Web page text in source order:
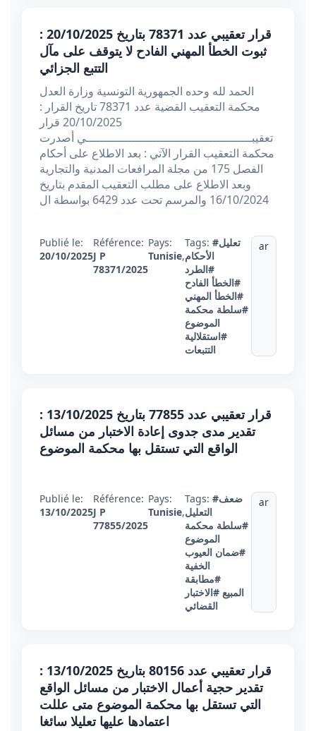
قرار تعقيبي عدد 78371 بتاريخ 20/10/2025 :
ثبوت الخطأ المهني الفادح لا يتوقف على مآل
التتبع الجزائي
الحمد لله وحده الجمهورية التونسية وزارة العدل
محكمة التعقيب القضية عدد 78371 تاريخ القرار :
20/10/2025 قرار
تعقيبـــــــــــــــــــــــــــــــــــــــــــــــي أصدرت
محكمة التعقيب القرار الآتي : بعد الاطلاع على أحكام
الفصل 175 من مجلة المرافعات المدنية والتجارية
وبعد الاطلاع على مطلب التعقيب المقدم بتاريخ
16/10/2024 والمرسم تحت عدد 6429 بواسطة ال
Publié le:
20/10/2025
Référence:
J P
78371/2025
Pays:
Tunisie,
Tags: #تعليل
الأحكام
#الطرد
#الخطأ الفادح
#الخطأ المهني
#سلطة محكمة
الموضوع
#استقلالية
التتبعات
ar
قرار تعقيبي عدد 77855 بتاريخ 13/10/2025 :
تقدير مدى جدوى إعادة الاختبار من مسائل
الواقع التي تستقل بها محكمة الموضوع
Publié le:
13/10/2025
Référence:
J P
77855/2025
Pays:
Tunisie,
Tags: #ضعف
التعليل
#سلطة محكمة
الموضوع
#ضمان العيوب
الخفية
#مطابقة
المبيع #الاختبار
القضائي
ar
قرار تعقيبي عدد 80156 بتاريخ 13/10/2025 :
تقدير حجية أعمال الاختبار من مسائل الواقع
التي تستقل بها محكمة الموضوع متى عللت
اعتمادها عليها تعليلا سائغا